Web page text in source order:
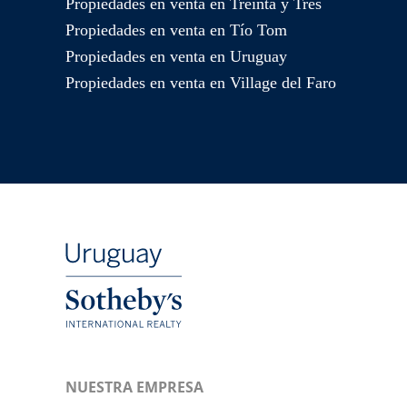
Propiedades en venta en Treinta y Tres
Propiedades en venta en Tío Tom
Propiedades en venta en Uruguay
Propiedades en venta en Village del Faro
NUESTRA EMPRESA